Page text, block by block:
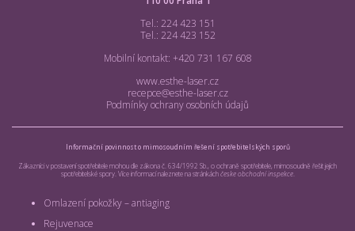
Tel.: 224 423 151
Tel.: 224 423 152
Mobilní kontakt: +420 731 167 608
www.esthe-laser.cz
recepce@esthe-laser.cz
Podmínky ochrany osobních údajů
Informační povinnost o mimosoudním řešení spotřebitelských sporů
Zákazníci v postavení spotřebitele mohou dle zákona č. 634/1992 Sb., o ochraně spotřebitele, mimosoudně řešit jejich
spotřebitelské spory. Více informací naleznete na stránkáchčeske obchodní inspekce.
Omlazení pokožky – antiaging
Rejuvenace